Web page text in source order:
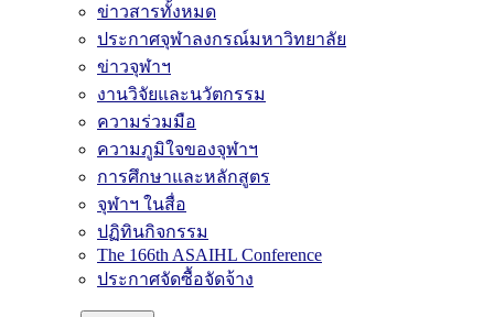
ข่าวสารทั้งหมด
ประกาศจุฬาลงกรณ์มหาวิทยาลัย
ข่าวจุฬาฯ
งานวิจัยและนวัตกรรม
ความร่วมมือ
ความภูมิใจของจุฬาฯ
การศึกษาและหลักสูตร
จุฬาฯ ในสื่อ
ปฏิทินกิจกรรม
The 166th ASAIHL Conference
ประกาศจัดซื้อจัดจ้าง